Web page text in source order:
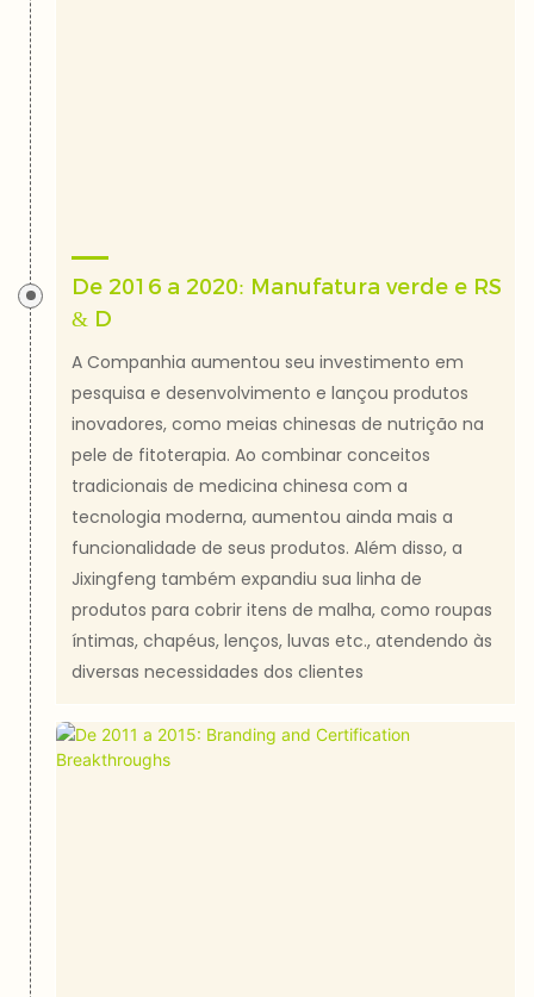
De 2016 a 2020: Manufatura verde e RS
& D
A Companhia aumentou seu investimento em
pesquisa e desenvolvimento e lançou produtos
inovadores, como meias chinesas de nutrição na
pele de fitoterapia. Ao combinar conceitos
tradicionais de medicina chinesa com a
tecnologia moderna, aumentou ainda mais a
funcionalidade de seus produtos. Além disso, a
Jixingfeng também expandiu sua linha de
produtos para cobrir itens de malha, como roupas
íntimas, chapéus, lenços, luvas etc., atendendo às
diversas necessidades dos clientes